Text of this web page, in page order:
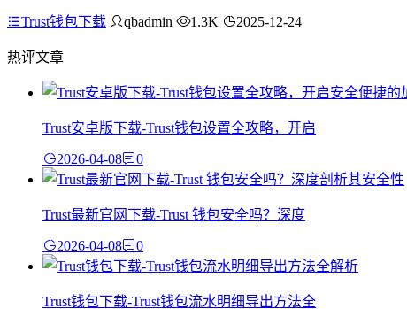
Trust钱包下载 qbadmin 1.3K 2025-12-24
热评文章
Trust安卓版下载-Trust钱包设置全攻略，开启
2026-04-08 0
Trust最新官网下载-Trust 钱包安全吗？深度
2026-04-08 0
Trust钱包下载-Trust钱包流水明细导出方法全